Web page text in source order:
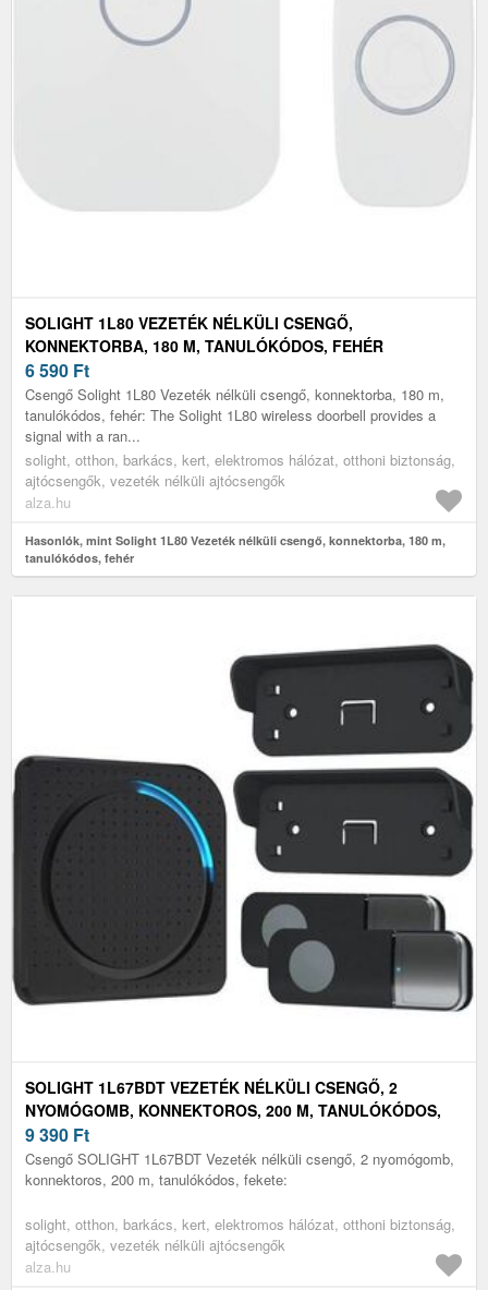
SOLIGHT 1L80 VEZETÉK NÉLKÜLI CSENGŐ,
KONNEKTORBA, 180 M, TANULÓKÓDOS, FEHÉR
6 590 Ft
Csengő Solight 1L80 Vezeték nélküli csengő, konnektorba, 180 m,
tanulókódos, fehér: The Solight 1L80 wireless doorbell provides a
signal with a ran...
solight, otthon, barkács, kert, elektromos hálózat, otthoni biztonság,
ajtócsengők, vezeték nélküli ajtócsengők
alza.hu
Hasonlók, mint Solight 1L80 Vezeték nélküli csengő, konnektorba, 180 m,
tanulókódos, fehér
SOLIGHT 1L67BDT VEZETÉK NÉLKÜLI CSENGŐ, 2
NYOMÓGOMB, KONNEKTOROS, 200 M, TANULÓKÓDOS,
FEKETE
9 390 Ft
Csengő SOLIGHT 1L67BDT Vezeték nélküli csengő, 2 nyomógomb,
konnektoros, 200 m, tanulókódos, fekete:
solight, otthon, barkács, kert, elektromos hálózat, otthoni biztonság,
ajtócsengők, vezeték nélküli ajtócsengők
alza.hu